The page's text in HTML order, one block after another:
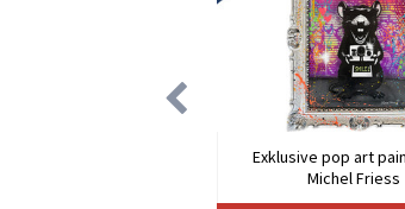
Exklusive pop art
Michel Friess